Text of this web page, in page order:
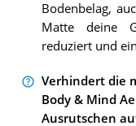
Bodenbelag,
Matte deine
reduziert und
Verhindert die
Body & Mind
Ausrutschen